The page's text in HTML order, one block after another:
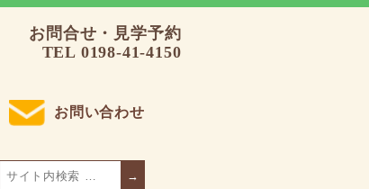
お問合せ・見学予約
TEL 0198-41-4150
お問い合わせ
→